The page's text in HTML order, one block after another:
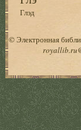
Глэд
© Электронная